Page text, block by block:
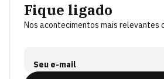
Fique ligado
Nos acontecimentos mais relevantes
Seu e-mail